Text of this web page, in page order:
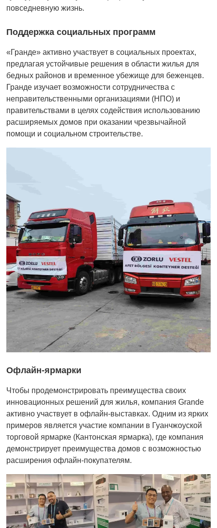
повседневную жизнь.
Поддержка социальных программ
«Гранде» активно участвует в социальных проектах,
предлагая устойчивые решения в области жилья для
бедных районов и временное убежище для беженцев.
Гранде изучает возможности сотрудничества с
неправительственными организациями (НПО) и
правительствами в целях содействия использованию
расширяемых домов при оказании чрезвычайной
помощи и социальном строительстве.
Офлайн-ярмарки
Чтобы продемонстрировать преимущества своих
инновационных решений для жилья, компания Grande
активно участвует в офлайн-выставках. Одним из ярких
примеров является участие компании в Гуанчжоуской
торговой ярмарке (Кантонская ярмарка), где компания
демонстрирует преимущества домов с возможностью
расширения офлайн-покупателям.